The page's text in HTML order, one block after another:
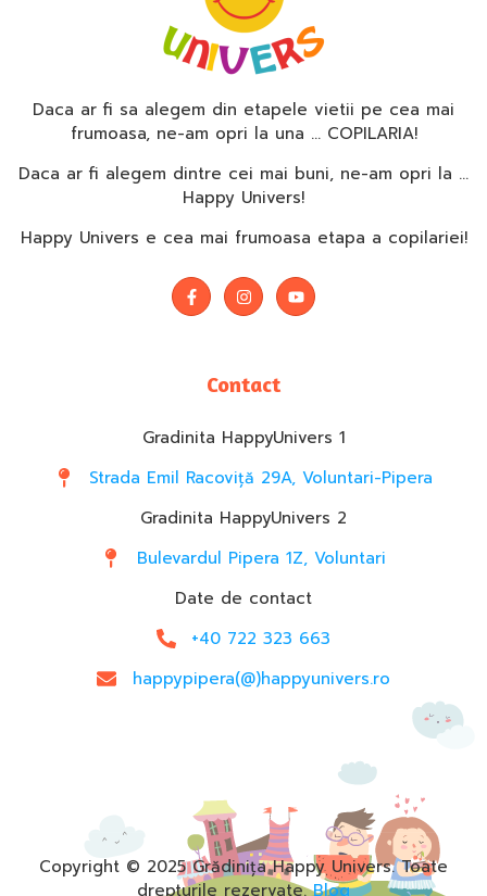
Daca ar fi sa alegem din etapele vietii pe cea mai
frumoasa, ne-am opri la una … COPILARIA!
Daca ar fi alegem dintre cei mai buni, ne-am opri la …
Happy Univers!
Happy Univers e cea mai frumoasa etapa a copilariei!
Contact
Gradinita HappyUnivers 1
Strada Emil Racoviță 29A, Voluntari-Pipera
Gradinita HappyUnivers 2
Bulevardul Pipera 1Z, Voluntari
Date de contact
+40 722 323 663
happypipera(@)happyunivers.ro
Copyright © 2025 Grădinița Happy Univers. Toate
drepturile rezervate.Blog